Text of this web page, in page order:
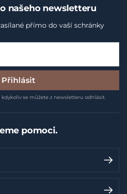
našeho newsletteru
přímo do vaší schránky
Přihlásit
kdykoliv se můžete z newsletteru odhlásit.
pomoci.